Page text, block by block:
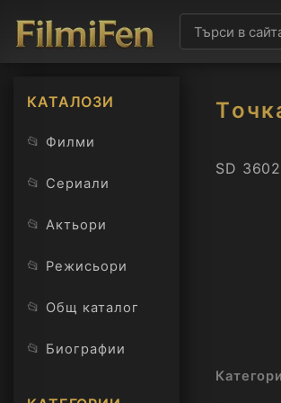
КАТАЛОЗИ
📂 Филми
📂 Сериали
📂 Актьори
📂 Режисьори
📂 Общ каталог
📂 Биографии
SD 360